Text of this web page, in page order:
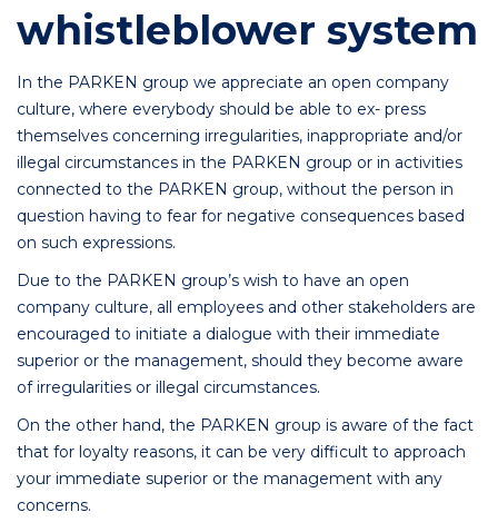
whistleblower system
In the PARKEN group we appreciate an open company
culture, where everybody should be able to ex- press
themselves concerning irregularities, inappropriate and/or
illegal circumstances in the PARKEN group or in activities
connected to the PARKEN group, without the person in
question having to fear for negative consequences based
on such expressions.
Due to the PARKEN group’s wish to have an open
company culture, all employees and other stakeholders are
encouraged to initiate a dialogue with their immediate
superior or the management, should they become aware
of irregularities or illegal circumstances.
On the other hand, the PARKEN group is aware of the fact
that for loyalty reasons, it can be very difficult to approach
your immediate superior or the management with any
concerns.